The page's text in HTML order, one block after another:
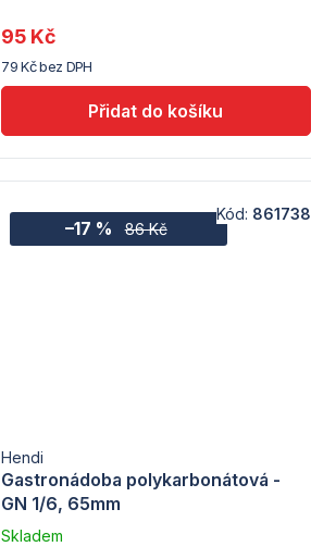
dodavatele
(7) -
Hendi
79 Kč bez DPH
95 Kč
86 Kč
–17 %
Gastronádoba polykarbonátová -
GN 1/6, 65mm
Hendi
Skladem
Kód: 861738